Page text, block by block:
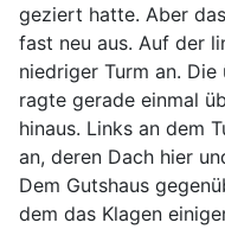
geziert hatte. Aber
fast neu aus. Auf der
niedriger Turm an.
ragte gerade einmal
hinaus. Links an dem
an, deren Dach hier
Dem Gutshaus
dem das Klagen